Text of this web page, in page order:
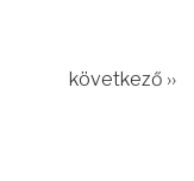
következő ››